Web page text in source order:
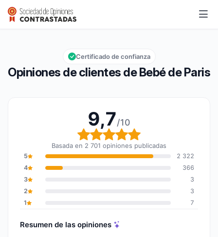
Bebé de Paris
Calificación global: 9,7 de 10
9,7/10
Opiniones de clientes de Bebé de Paris
Certificado de confianza
9,7/10
Calificación global: 9,7
Basada en 2 701 opiniones publicadas
5
2 322
4
366
3
3
2
3
1
7
Resumen de las opiniones